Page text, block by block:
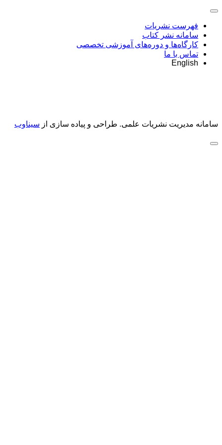
فهرست نشریات
سامانه نشر کتاب
کارگاه‌ها و دوره‌های آموزشی تخصصی
تماس با ما
English
سامانه مدیریت نشریات علمی. طراحی و پیاده سازی از سیناوب